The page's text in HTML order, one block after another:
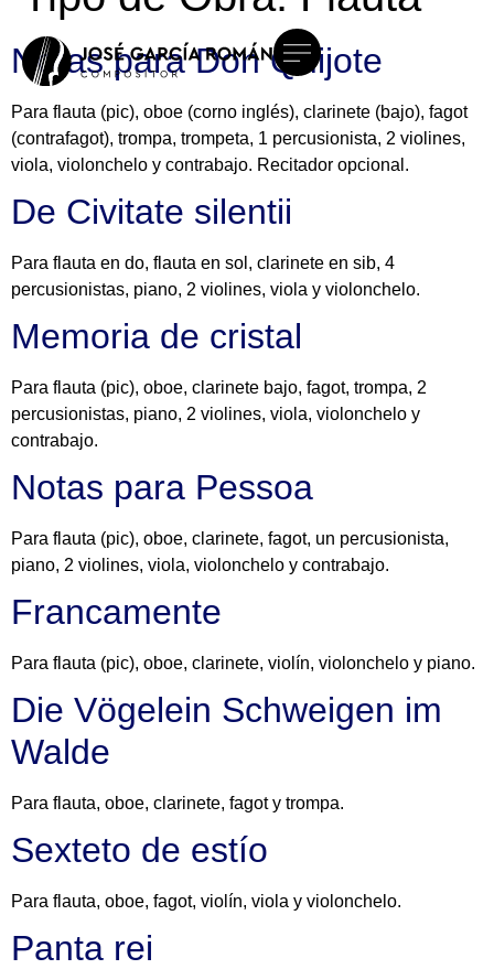
Notas para Don Quijote
Para flauta (pic), oboe (corno inglés), clarinete (bajo), fagot
(contrafagot), trompa, trompeta, 1 percusionista, 2 violines,
viola, violonchelo y contrabajo. Recitador opcional.
De Civitate silentii
Para flauta en do, flauta en sol, clarinete en sib, 4
percusionistas, piano, 2 violines, viola y violonchelo.
Memoria de cristal
Para flauta (pic), oboe, clarinete bajo, fagot, trompa, 2
percusionistas, piano, 2 violines, viola, violonchelo y
contrabajo.
Notas para Pessoa
Para flauta (pic), oboe, clarinete, fagot, un percusionista,
piano, 2 violines, viola, violonchelo y contrabajo.
Francamente
Para flauta (pic), oboe, clarinete, violín, violonchelo y piano.
Die Vögelein Schweigen im
Walde
Para flauta, oboe, clarinete, fagot y trompa.
Sexteto de estío
Para flauta, oboe, fagot, violín, viola y violonchelo.
Panta rei